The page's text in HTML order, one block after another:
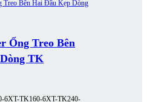
Ống Treo Bên
TK
6XT-TK160-6XT-TK240-